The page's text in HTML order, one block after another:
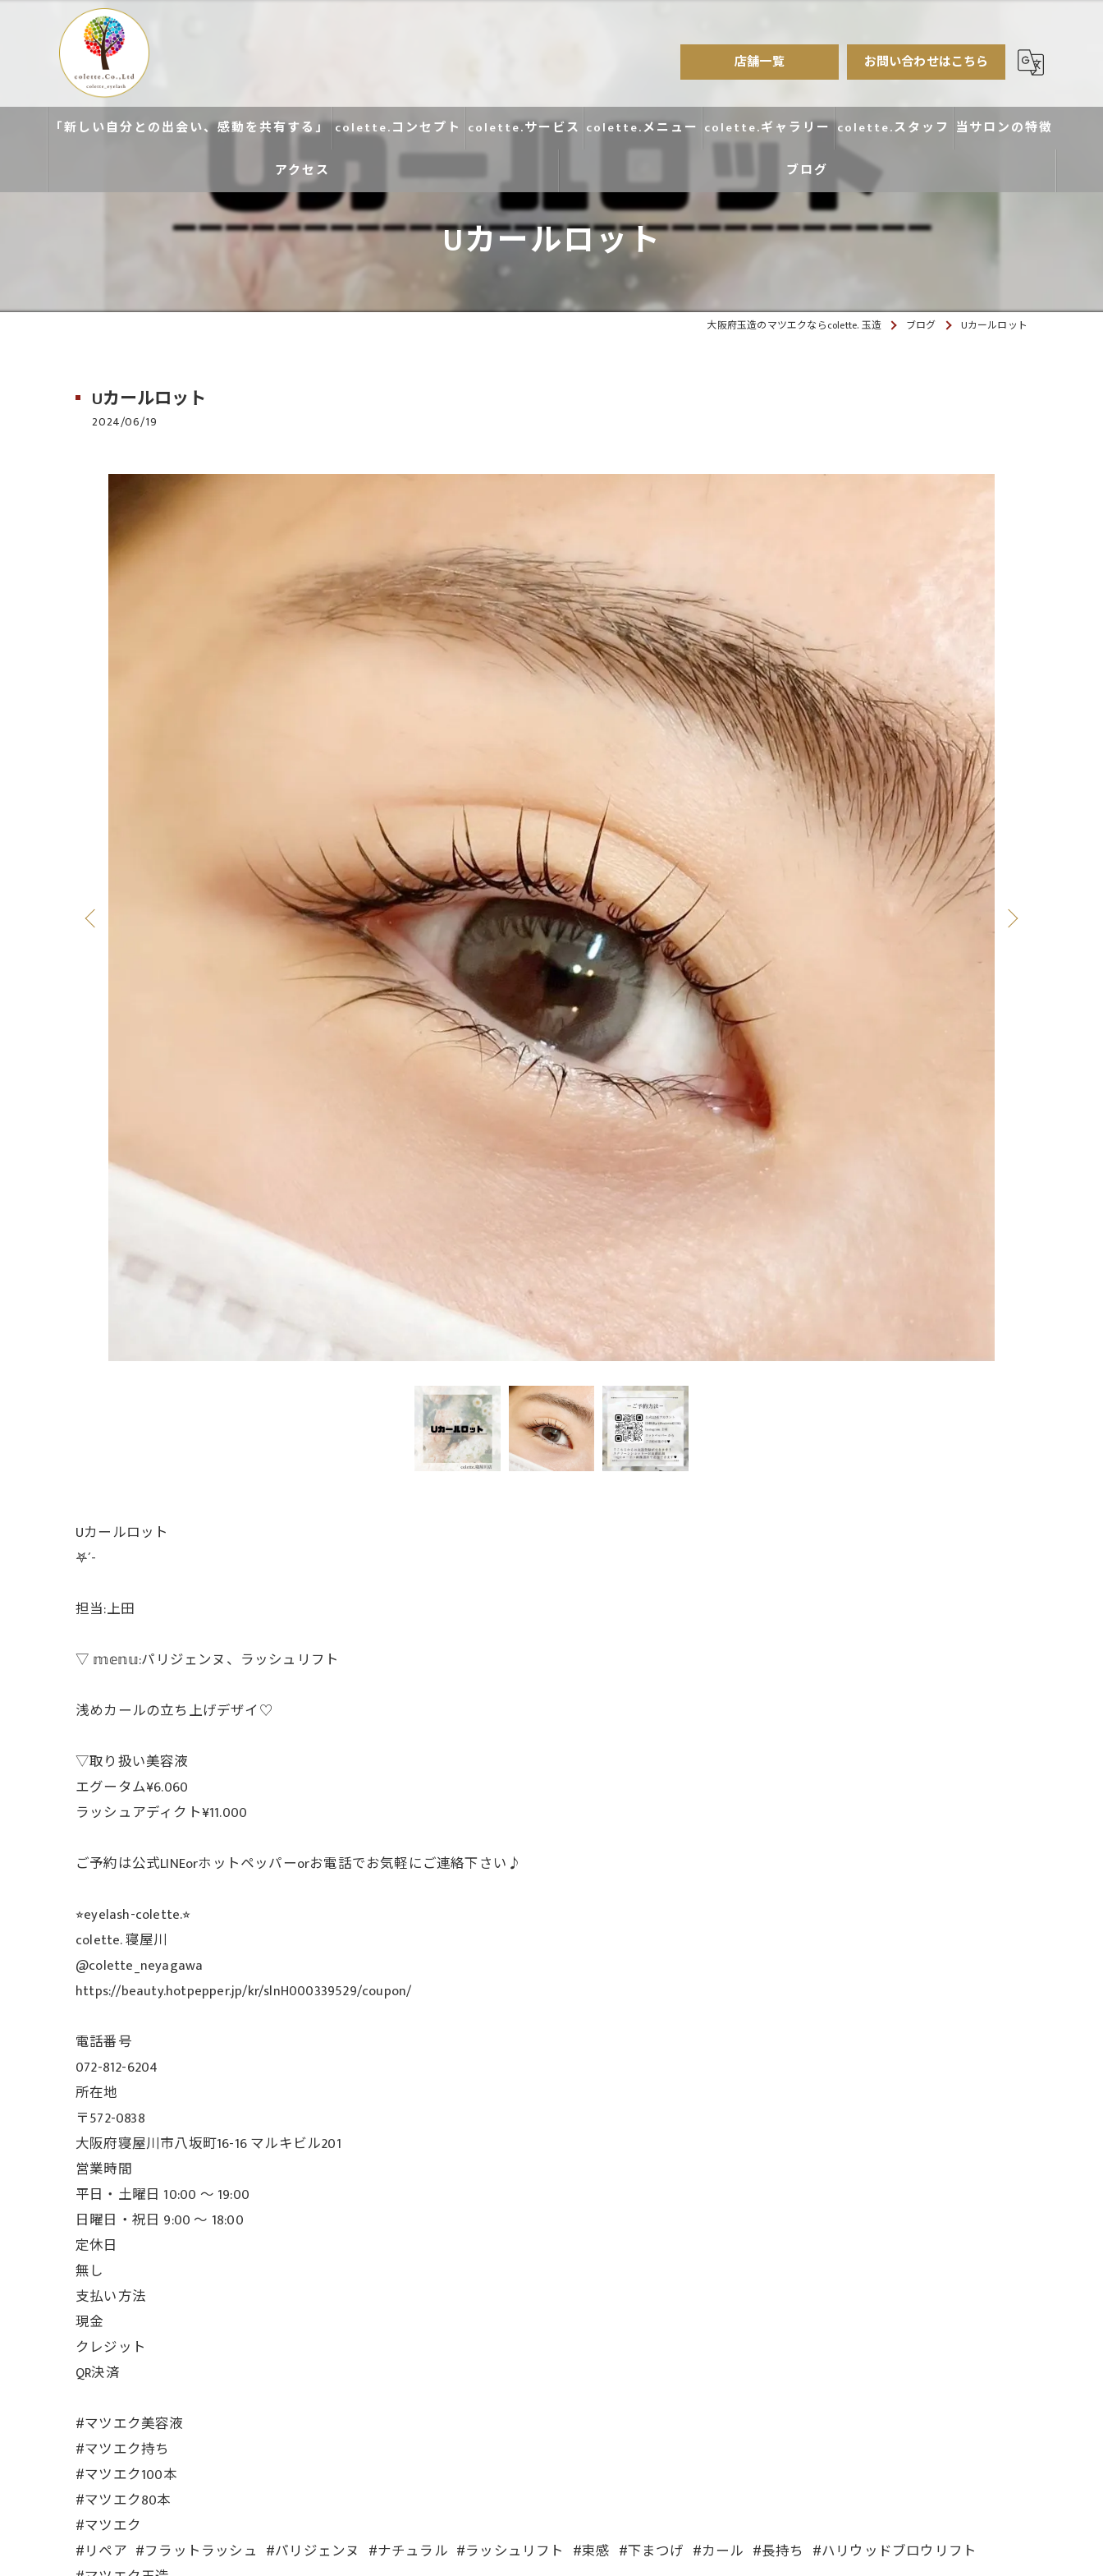
店舗一覧 お問い合わせはこちら
「新しい自分との出会い、感動を共有する」 colette.コンセプト colette.サービス colette.メニュー colette.ギャラリー colette.スタッフ 当サロンの特徴
アクセス ブログ
コラム
口コミ
Uカールロット
大阪府玉造のマツエクならcolette. 玉造 ブログ Uカールロット
Uカールロット
2024/06/19
Uカールロット
𖤐´-
担当:上田
▽ 𝕞𝕖𝕟𝕦:パリジェンヌ、ラッシュリフト
浅めカールの立ち上げデザイ♡
▽取り扱い美容液
エグータム¥6.060
ラッシュアディクト¥11.000
ご予約は公式LINEorホットペッパーorお電話でお気軽にご連絡下さい♪
⭐︎eyelash-colette.⭐︎
colette. 寝屋川
@colette_neyagawa
https://beauty.hotpepper.jp/kr/slnH000339529/coupon/
電話番号
072-812-6204
所在地
〒572-0838
大阪府寝屋川市八坂町16-16 マルキビル201
営業時間
平日・土曜日 10:00 ～ 19:00
日曜日・祝日 9:00 ～ 18:00
定休日
無し
支払い方法
現金
クレジット
QR決済
#マツエク美容液
#マツエク持ち
#マツエク100本
#マツエク80本
#マツエク
#リペア #フラットラッシュ #パリジェンヌ #ナチュラル #ラッシュリフト #束感 #下まつげ #カール #長持ち #ハリウッドブロウリフト